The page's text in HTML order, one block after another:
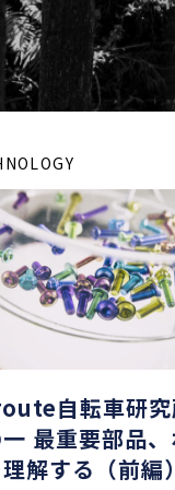
自転車研
最重要部品
解する（前編）